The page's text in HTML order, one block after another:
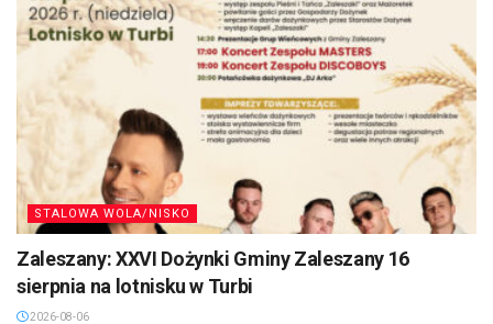
STALOWA WOLA/NISKO
Zaleszany: XXVI Dożynki Gminy Zaleszany 16
sierpnia na lotnisku w Turbi
2026-08-06